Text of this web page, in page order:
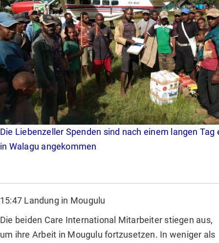
Die Liebenzeller Spenden sind nach einem langen Tag
in Walagu angekommen
15:47 Landung in Mougulu
Die beiden Care International Mitarbeiter stiegen aus,
um ihre Arbeit in Mougulu fortzusetzen. In weniger als